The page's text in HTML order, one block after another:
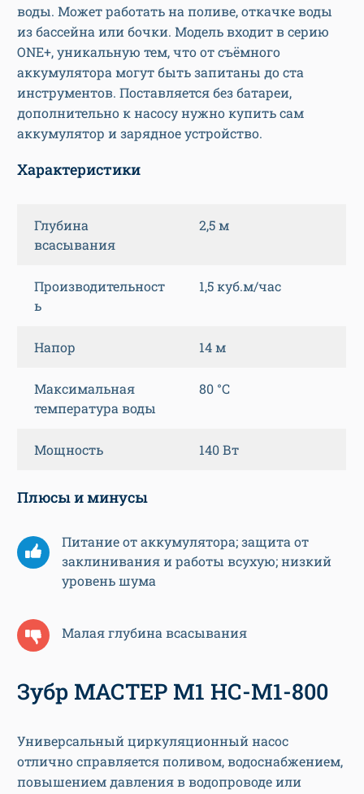
воды. Может работать на поливе, откачке воды
из бассейна или бочки. Модель входит в серию
ONE+, уникальную тем, что от съёмного
аккумулятора могут быть запитаны до ста
инструментов. Поставляется без батареи,
дополнительно к насосу нужно купить сам
аккумулятор и зарядное устройство.
Характеристики
Глубина
всасывания
2,5 м
Производительност
ь
1,5 куб.м/час
Напор 14 м
Максимальная
температура воды
80 °C
Мощность 140 Вт
Плюсы и минусы
Питание от аккумулятора; защита от
заклинивания и работы всухую; низкий
уровень шума
Малая глубина всасывания
Зубр МАСТЕР М1 НС-М1-800
Универсальный циркуляционный насос
отлично справляется поливом, водоснабжением,
повышением давления в водопроводе или